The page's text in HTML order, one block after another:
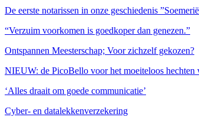
De eerste notarissen in onze geschiedenis
“Verzuim voorkomen is goedkoper dan genezen.”
Ontspannen Meesterschap; Voor zichzelf gekozen?
NIEUW: de PicoBello voor het moeiteloos hechten
‘Alles draait om goede communicatie’
Cyber- en datalekkenverzekering